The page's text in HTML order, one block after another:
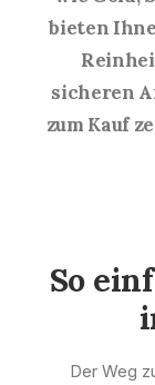
bieten
sicheren
zum Kauf
So
Der Weg